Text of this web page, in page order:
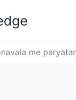
me